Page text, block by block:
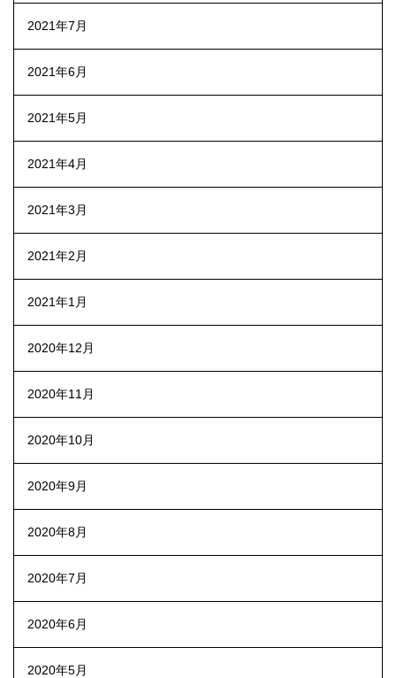
2021年7月
2021年6月
2021年5月
2021年4月
2021年3月
2021年2月
2021年1月
2020年12月
2020年11月
2020年10月
2020年9月
2020年8月
2020年7月
2020年6月
2020年5月